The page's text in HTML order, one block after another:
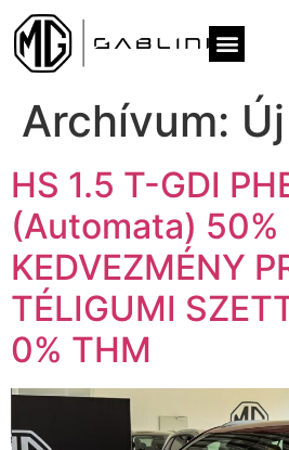
Archívum:
HS 1.5 T-GDI
(Automata) 50%
KEDVEZMÉNY
TÉLIGUMI
0% THM